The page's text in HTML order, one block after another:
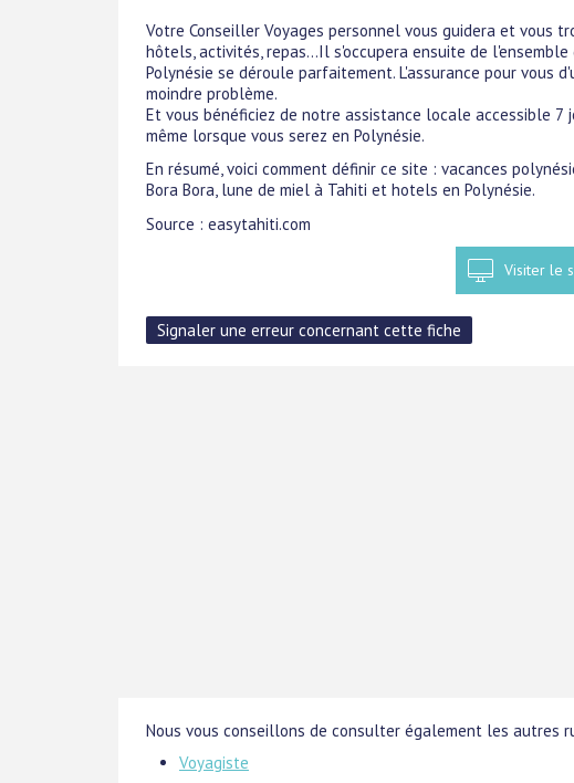
Votre Conseiller Voyages personnel vous guidera et vous
hôtels, activités, repas...Il s'occupera ensuite de
Polynésie se déroule parfaitement. L'assurance pour vous
moindre problème.
Et vous bénéficiez de notre assistance locale accessible 7
même lorsque vous serez en Polynésie.
En résumé, voici comment définir ce site : vacances
Bora Bora, lune de miel à Tahiti et hotels en Polynésie.
Source : easytahiti.com
Visiter le
Nous vous conseillons de consulter également les autres
Voyagiste